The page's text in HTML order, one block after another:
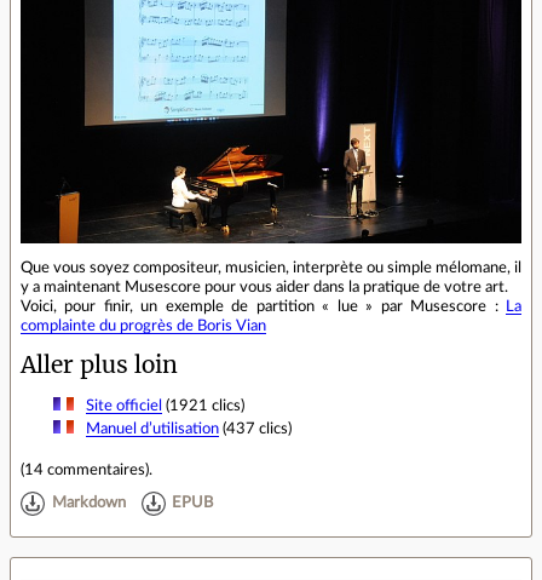
Que vous soyez compositeur, musicien, interprète ou simple mélomane, il
y a maintenant Musescore pour vous aider dans la pratique de votre art.
Voici, pour finir, un exemple de partition « lue » par Musescore :
La
complainte du progrès de Boris Vian
Aller plus loin
Site officiel (1921 clics)
Manuel d’utilisation(437 clics)
(14 commentaires).
Markdown EPUB